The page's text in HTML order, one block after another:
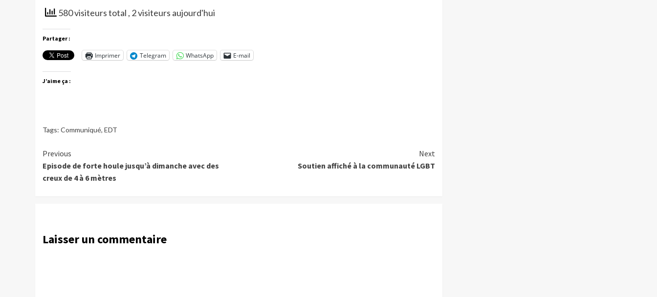
580 visiteurs total , 2 visiteurs aujourd'hui
Partager :
Imprimer Telegram WhatsApp E-mail
J’aime ça :
Tags: Communiqué, EDT
Continue
Reading
Previous
Episode de forte houle jusqu’à dimanche avec des
creux de 4 à 6 mètres
Next
Soutien affiché à la communauté LGBT
Laisser un commentaire